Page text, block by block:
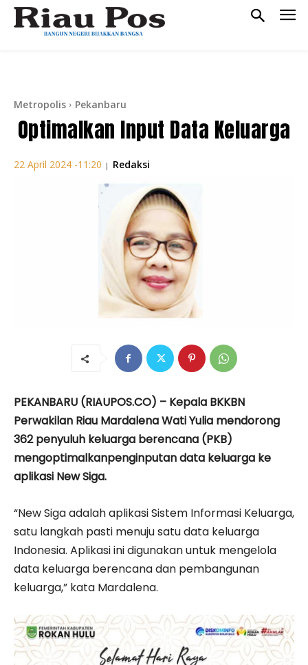
Metropolis Pekanbaru
Optimalkan Input Data Keluarga
22 April 2024 -11:20 | Redaksi
PEKANBARU (RIAUPOS.CO) – Kepala BKKBN
Perwakilan Riau Mardalena Wati Yulia mendorong
362 penyuluh keluarga berencana (PKB)
mengoptimalkanpenginputan data keluarga ke
aplikasi New Siga.
“New Siga adalah aplikasi Sistem Informasi Keluarga,
satu langkah pasti menuju satu data keluarga
Indonesia. Aplikasi ini digunakan untuk mengelola
data keluarga berencana dan pembangunan
keluarga,” kata Mardalena.